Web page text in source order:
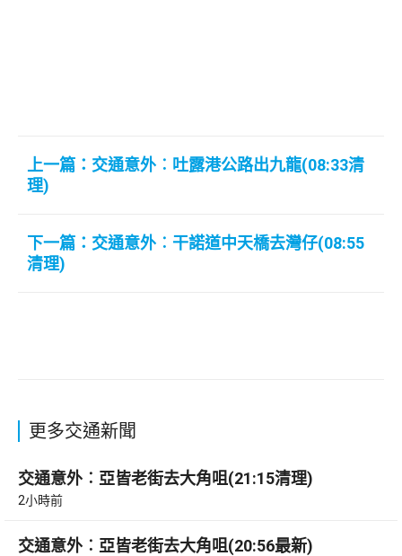
上一篇：交通意外︰吐露港公路出九龍(08:33清
理)
下一篇：交通意外︰干諾道中天橋去灣仔(08:55
清理)
更多交通新聞
交通意外︰亞皆老街去大角咀(21:15清理)
2小時前
交通意外︰亞皆老街去大角咀(20:56最新)